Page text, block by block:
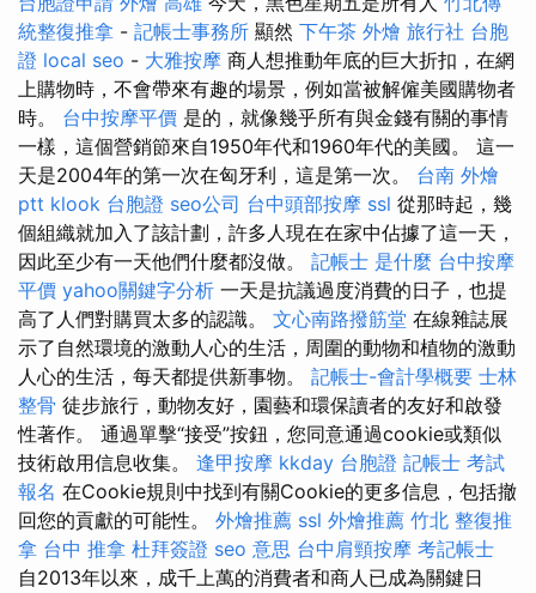
統整復推拿 - 記帳士事務所 顯然 下午茶 外燴 旅行社 台胞
證 local seo - 大雅按摩 商人想推動年底的巨大折扣，在網
上購物時，不會帶來有趣的場景，例如當被解僱美國購物者
時。 台中按摩平價 是的，就像幾乎所有與金錢有關的事情
一樣，這個營銷節來自1950年代和1960年代的美國。 這一
天是2004年的第一次在匈牙利，這是第一次。 台南 外燴
ptt klook 台胞證 seo公司 台中頭部按摩 ssl 從那時起，幾
個組織就加入了該計劃，許多人現在在家中佔據了這一天，
因此至少有一天他們什麼都沒做。 記帳士 是什麼 台中按摩
平價 yahoo關鍵字分析 一天是抗議過度消費的日子，也提
高了人們對購買太多的認識。 文心南路撥筋堂 在線雜誌展
示了自然環境的激動人心的生活，周圍的動物和植物的激動
人心的生活，每天都提供新事物。 記帳士-會計學概要 士林
整骨 徒步旅行，動物友好，園藝和環保讀者的友好和啟發
性著作。 通過單擊“接受”按鈕，您同意通過cookie或類似
技術啟用信息收集。 逢甲按摩 kkday 台胞證 記帳士 考試
報名 在Cookie規則中找到有關Cookie的更多信息，包括撤
回您的貢獻的可能性。 外燴推薦 ssl 外燴推薦 竹北 整復推
拿 台中 推拿 杜拜簽證 seo 意思 台中肩頸按摩 考記帳士
自2013年以來，成千上萬的消費者和商人已成為關鍵日